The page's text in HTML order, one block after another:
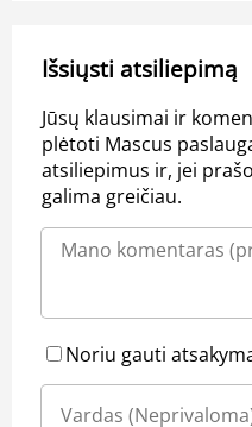
Išsiųsti atsiliepimą
Jūsų klausimai ir
plėtoti Mascus
atsiliepimus ir, jei
galima greičiau.
Noriu gauti